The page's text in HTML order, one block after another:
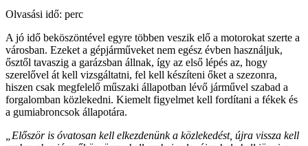
Olvasási idő: perc
A jó idő beköszöntével egyre többen veszik elő a motorokat szerte a
városban. Ezeket a gépjárműveket nem egész évben használjuk,
ősztől tavaszig a garázsban állnak, így az első lépés az, hogy
szerelővel át kell vizsgáltatni, fel kell készíteni őket a szezonra,
hiszen csak megfelelő műszaki állapotban lévő járművel szabad a
forgalomban közlekedni. Kiemelt figyelmet kell fordítani a fékek és
a gumiabroncsok állapotára.
„Először is óvatosan kell elkezdenünk a közlekedést, újra vissza kell